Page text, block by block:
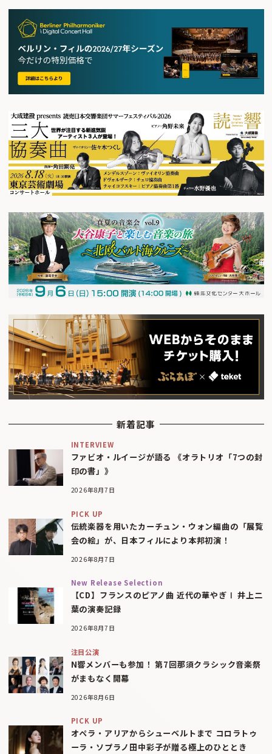
新着記事
INTERVIEW
ファビオ・ルイージが語る 《オラトリオ「7つの封
印の書」》
2026年8月7日
PICK UP
伝統楽器を用いたカーチュン・ウォン編曲の「展覧
会の絵」が、日本フィルにより本邦初演！
2026年8月7日
New Release Selection
【CD】フランスのピアノ曲 近代の華やぎⅠ 井上二
葉の演奏記録
2026年8月7日
注目公演
N響メンバーも参加！ 第7回那須クラシック音楽祭
がまもなく開幕
2026年8月6日
PICK UP
オペラ・アリアからシューベルトまで コロラトゥ
ーラ・ソプラノ田中彩子が贈る極上のひととき